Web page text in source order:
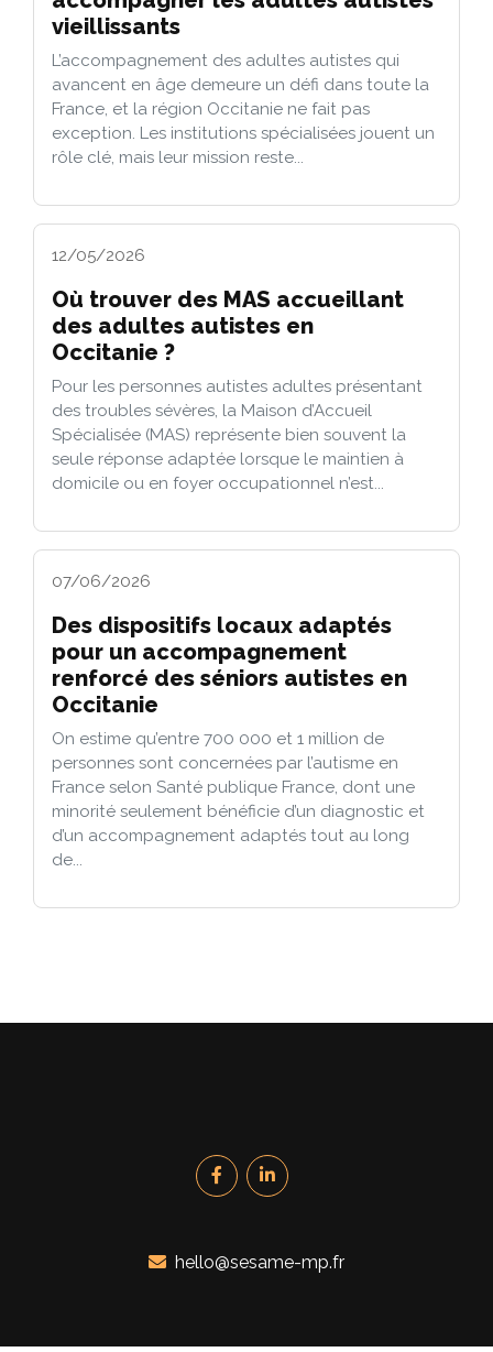
vieillissants
L’accompagnement des adultes autistes qui
avancent en âge demeure un défi dans toute la
France, et la région Occitanie ne fait pas
exception. Les institutions spécialisées jouent un
rôle clé, mais leur mission reste...
12/05/2026
Où trouver des MAS accueillant
des adultes autistes en
Occitanie ?
Pour les personnes autistes adultes présentant
des troubles sévères, la Maison d’Accueil
Spécialisée (MAS) représente bien souvent la
seule réponse adaptée lorsque le maintien à
domicile ou en foyer occupationnel n’est...
07/06/2026
Des dispositifs locaux adaptés
pour un accompagnement
renforcé des séniors autistes en
Occitanie
On estime qu’entre 700 000 et 1 million de
personnes sont concernées par l’autisme en
France selon Santé publique France, dont une
minorité seulement bénéficie d’un diagnostic et
d’un accompagnement adaptés tout au long
de...
hello@sesame-mp.fr